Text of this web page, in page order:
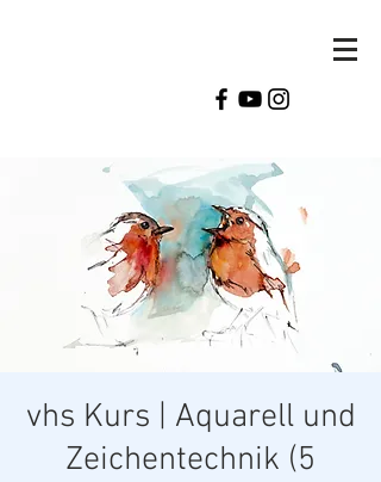
vhs Kurs | Aquarell und
Zeichentechnik (5